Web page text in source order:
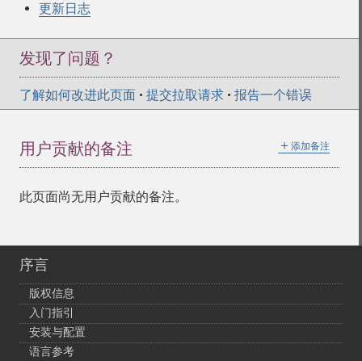
更新日志
发现了问题？
了解如何改进此页面 • 提交拉取请求 • 报告一个错误
＋ 添加备注
用户贡献的备注
此页面尚无用户贡献的备注。
序言
版权信息
入门指引
安装与配置
语言参考